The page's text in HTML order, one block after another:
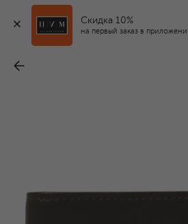
Скидка 10%
на первый заказ в